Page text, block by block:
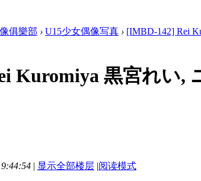
俱樂部 › U15少女偶像写真 › [IMBD-142] Rei
Kuromiya 黒宮れい,
| 显示全部楼层 |阅读模式